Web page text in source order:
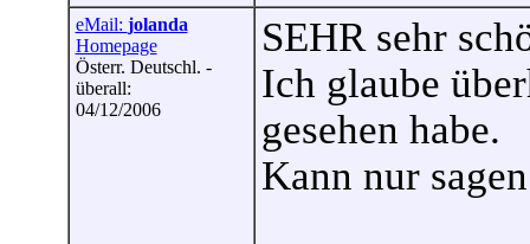
eMail: jolanda
Homepage
Österr. Deutschl. -
überall:
04/12/2006
SEHR sehr
Ich glaube
gesehen habe.
Kann nur